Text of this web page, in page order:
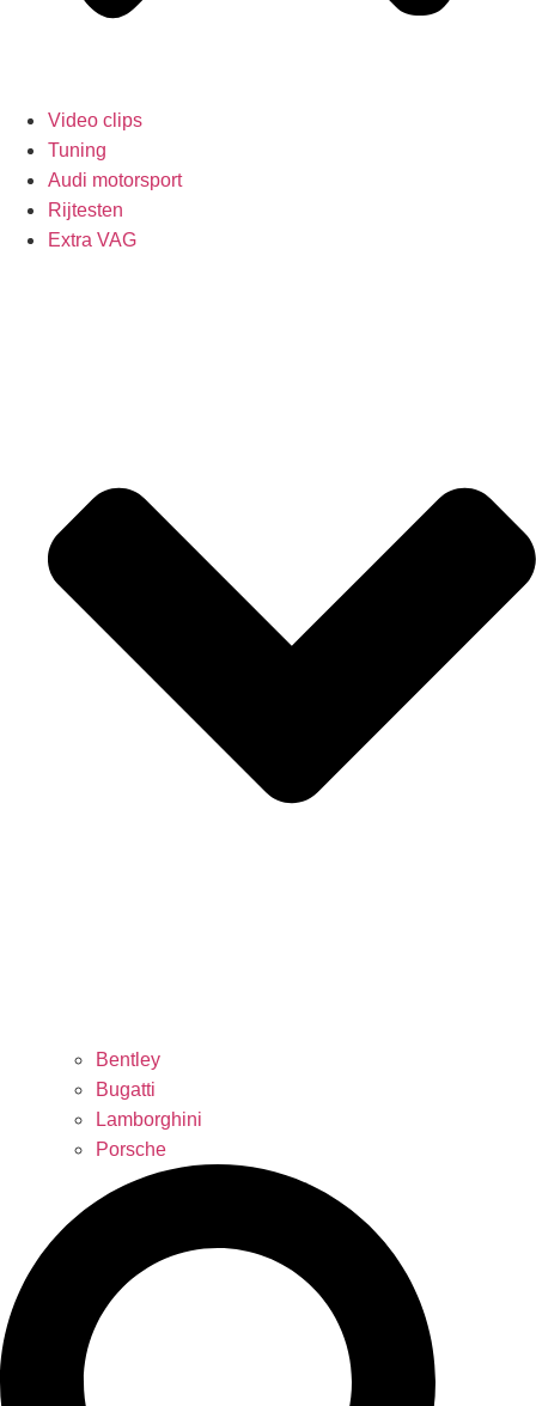
Video clips
Tuning
Audi motorsport
Rijtesten
Extra VAG
Bentley
Bugatti
Lamborghini
Porsche